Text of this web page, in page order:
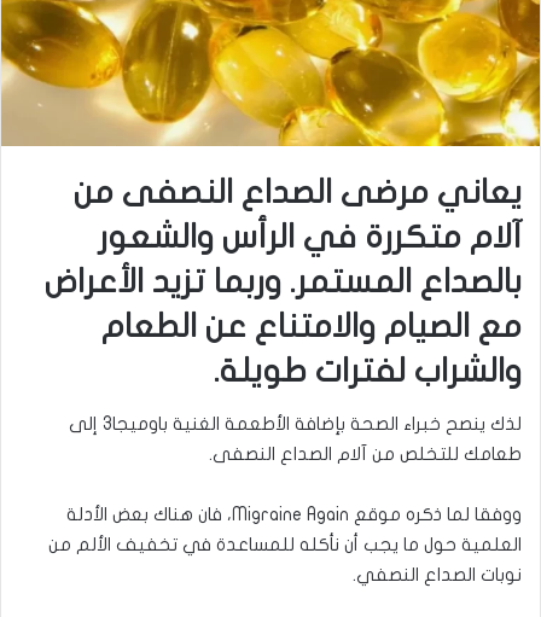
يعاني مرضى الصداع النصفى من
آلام متكررة في الرأس والشعور
بالصداع المستمر. وربما تزيد الأعراض
مع الصيام والامتناع عن الطعام
والشراب لفترات طويلة.
لذك ينصح خبراء الصحة بإضافة الأطعمة الغنية باوميجا3 إلى
طعامك للتخلص من آلام الصداع النصفى.
ووفقا لما ذكره موقع Migraine Again، فان هناك بعض الأدلة
العلمية حول ما يجب أن نأكله للمساعدة في تخفيف الألم من
نوبات الصداع النصفي.